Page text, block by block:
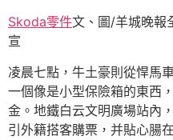
Skoda零件文、圖/羊城晚報
宣
凌晨七點，牛土豪則從悍馬
一個像是小型保險箱的東西
金。地鐵白云文明廣場站內
引外籍搭客購票，并貼心腸